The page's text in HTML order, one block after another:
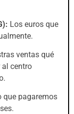
Los euros que
ventas qué
al centro
que pagaremos